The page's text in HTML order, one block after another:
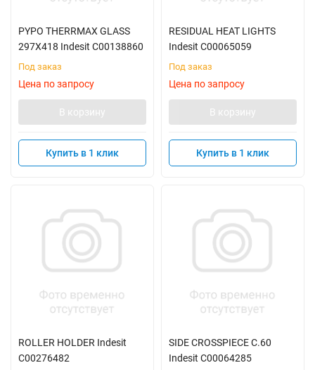
PYPO THERRMAX GLASS
297X418 Indesit C00138860
Под заказ
Цена по запросу
В корзину
Купить в 1 клик
RESIDUAL HEAT LIGHTS
Indesit C00065059
Под заказ
Цена по запросу
В корзину
Купить в 1 клик
ROLLER HOLDER Indesit
C00276482
SIDE CROSSPIECE C.60
Indesit C00064285